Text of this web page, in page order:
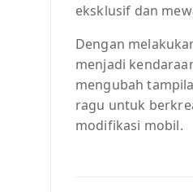
eksklusif dan
Dengan
menjadi
mengubah
ragu untuk
modifikasi mobil.